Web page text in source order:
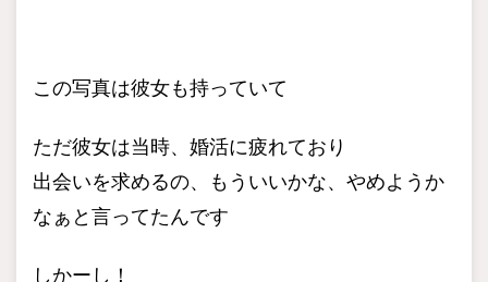
この写真は彼女も持っていて
ただ彼女は当時、婚活に疲れており
出会いを求めるの、もういいかな、やめようか
なぁと言ってたんです
しかーし！